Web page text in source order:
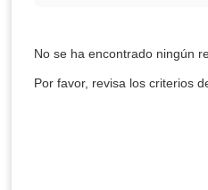
No se ha encontrado ningún
Por favor, revisa los criterios